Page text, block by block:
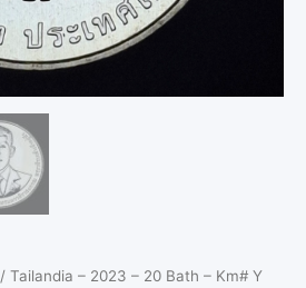
/ Tailandia – 2023 – 20 Bath – Km# Y